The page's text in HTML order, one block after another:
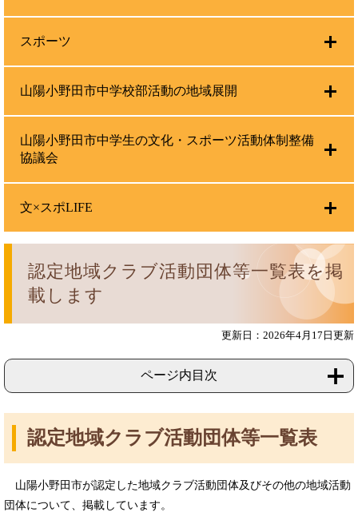
認定地域クラブ活動団体等一覧表を掲
載します
更新日：2026年4月17日更新
ページ内目次
認定地域クラブ活動団体等一覧表
山陽小野田市が認定した地域クラブ活動団体及びその他の地域活動
団体について、掲載しています。
スポーツ
山陽小野田市中学校部活動の地域展開
山陽小野田市中学生の文化・スポーツ活動体制整備
協議会
文×スポLIFE